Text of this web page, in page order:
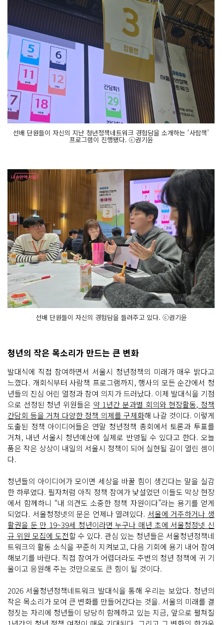
선배 단원들이 자신의 지난 청년정책네트워크 경험담을 소개하는 '사람책'
프로그램이 진행됐다. ⓒ권기윤
선배 단원들이 자신의 경험담을 들려주고 있다. ⓒ권기윤
청년의 작은 목소리가 만드는 큰 변화
발대식에 직접 참여하면서 서울시 청년정책의 미래가 매우 밝다고
느꼈다. 개회식부터 사람책 프로그램까지, 행사의 모든 순간에서 청
년들의 진심 어린 열정과 참여 의지가 드러났다. 이제 발대식을 기점
으로 선정된 청년 위원들은 약 1년간 분과별 회의와 현장활동, 정책
간담회 등을 거쳐 다양한 정책 의제를 구체화해 나갈 것이다. 이렇게
도출된 정책 아이디어들은 연말 청년정책 총회에서 토론과 투표를
거쳐, 내년 서울시 청년예산에 실제로 반영될 수 있다고 한다. 오늘
품은 작은 상상이 내일의 서울시 정책이 되어 실현될 길이 열린 셈이
다.
청년들의 아이디어가 모이면 세상을 바꿀 힘이 생긴다는 말을 실감
한 하루였다. 필자처럼 아직 정책 참여가 낯설었던 이들도 막상 현장
에서 함께하니 “내 의견도 소중한 정책 자원이다”라는 용기를 얻게
되었다. 서울청정넷의 문은 언제나 열려있다. 서울에 거주하거나 생
활권을 둔 만 19~39세 청년이라면 누구나 매년 초에 서울청정넷 신
규 위원 모집에 도전할 수 있다. 관심 있는 청년들은 서울청년정책네
트워크의 활동 소식을 꾸준히 지켜보고, 다음 기회에 용기 내어 참여
해보기를 바란다. 직접 참여가 어렵더라도 주변의 청년 정책에 귀 기
울이고 응원해 주는 것만으로도 큰 힘이 될 것이다.
2026 서울청년정책네트워크 발대식을 통해 우리는 보았다. 청년의
작은 목소리가 모여 큰 변화를 만들어간다는 것을. 서울의 미래를 결
정짓는 자리에 청년들이 당당히 함께하고 있는 지금, 앞으로 펼쳐질